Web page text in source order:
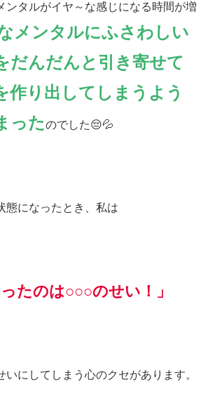
ンタルがイヤ～な感じになる時間が増
メンタルにふさわしい
だんだんと引き寄せて
作り出してしまうよう
ったのでした😔💦
態になったとき、私は
たのは○○○のせい！」
いにしてしまう心のクセがあります。